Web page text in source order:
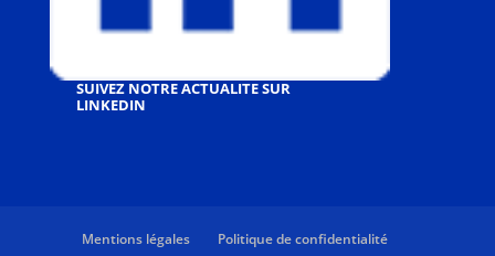
SUIVEZ NOTRE ACTUALITE SUR
LINKEDIN
Mentions légales Politique de confidentialité